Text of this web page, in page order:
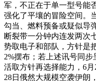
军，不正在于单一型号能
强化了平壤的冒险空间。
勾当、燃料预备或疑似导
断裂带一分钟内连发两次
势取电子和部队，方针是
2%摆布；若上述讯号同
活取方针再选择能力，6
28日俄然大规模空袭伊朗